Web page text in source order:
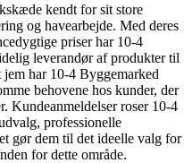
kendt for sit store
og havearbejde. Med deres
priser har 10-4
leverandør af produkter til
har 10-4 Byggemarked
behovene hos kunder, der
Kundeanmeldelser roser 10-4
professionelle
gør dem til det ideelle valg for
for dette område.